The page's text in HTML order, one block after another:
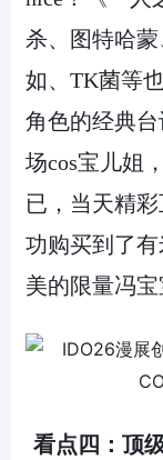
杀、图特哈
如、TK菌等
角色的经典
场cos宝儿姐
已，当天精
功购买到了
美的限量冯宝
看点四：顶